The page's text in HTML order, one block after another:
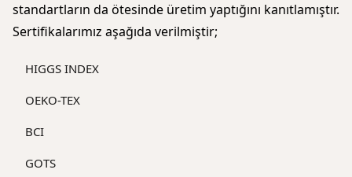
standartların da ötesinde üretim yaptığını kanıtlamıştır.
Sertifikalarımız aşağıda verilmiştir;
HIGGS INDEX
OEKO-TEX
BCI
GOTS